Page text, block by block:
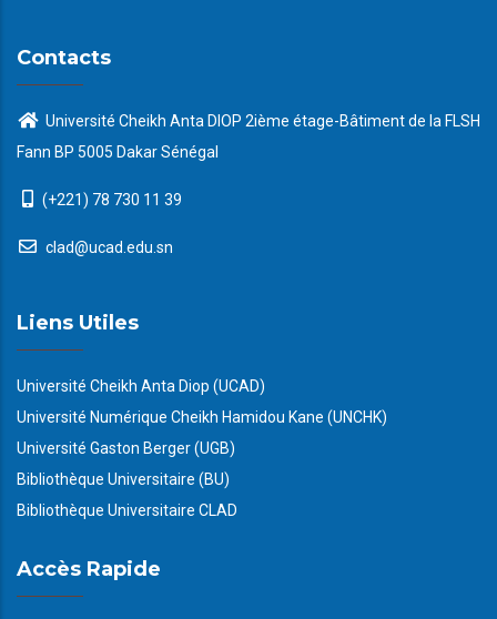
Contacts
Université Cheikh Anta DIOP 2ième étage-Bâtiment de la FLSH
Fann BP 5005 Dakar Sénégal
(+221) 78 730 11 39
clad@ucad.edu.sn
Liens Utiles
Université Cheikh Anta Diop (UCAD)
Université Numérique Cheikh Hamidou Kane (UNCHK)
Université Gaston Berger (UGB)
Bibliothèque Universitaire (BU)
Bibliothèque Universitaire CLAD
Accès Rapide